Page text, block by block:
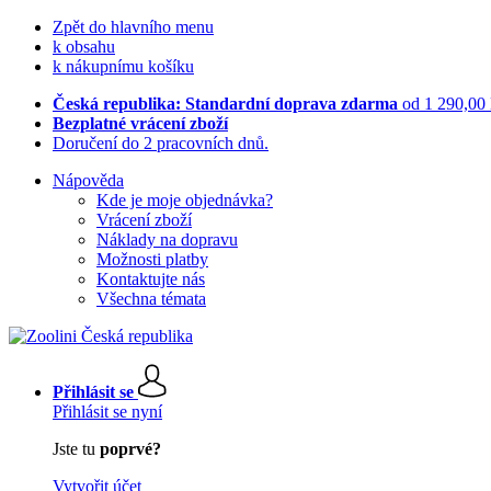
Zpět do hlavního menu
k obsahu
k nákupnímu košíku
Česká republika: Standardní doprava zdarma od 1 290,00
Bezplatné vrácení zboží
Doručení do 2 pracovních dnů.
Nápověda
Kde je moje objednávka?
Vrácení zboží
Náklady na dopravu
Možnosti platby
Kontaktujte nás
Všechna témata
Přihlásit se
Přihlásit se nyní
Jste tu poprvé?
Vytvořit účet